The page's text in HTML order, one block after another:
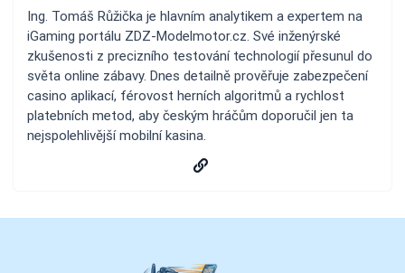
Ing. Tomáš Růžička je hlavním analytikem a expertem na
iGaming portálu ZDZ-Modelmotor.cz. Své inženýrské
zkušenosti z precizního testování technologií přesunul do
světa online zábavy. Dnes detailně prověřuje zabezpečení
casino aplikací, férovost herních algoritmů a rychlost
platebních metod, aby českým hráčům doporučil jen ta
nejspolehlivější mobilní kasina.